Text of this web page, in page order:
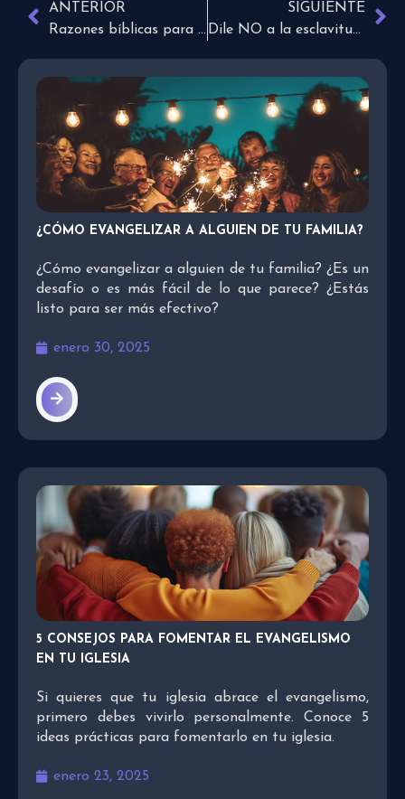
ANTERIOR
Razones bíblicas para luchar contra la esclavitud infantil
SIGUIENTE
Dile NO a la esclavitud infantil
¿CÓMO EVANGELIZAR A ALGUIEN DE TU FAMILIA?
¿Cómo evangelizar a alguien de tu familia? ¿Es un
desafío o es más fácil de lo que parece? ¿Estás
listo para ser más efectivo?
enero 30, 2025
5 CONSEJOS PARA FOMENTAR EL EVANGELISMO
EN TU IGLESIA
Si quieres que tu iglesia abrace el evangelismo,
primero debes vivirlo personalmente. Conoce 5
ideas prácticas para fomentarlo en tu iglesia.
enero 23, 2025